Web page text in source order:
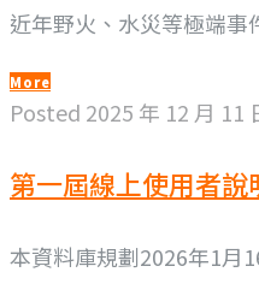
近年野火、水災等極端事
More
Posted 2025 年 12 月 11
第一屆線上使用者說
本資料庫規劃2026年1月